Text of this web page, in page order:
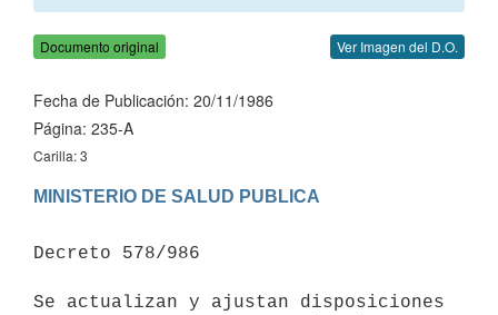
Documento original Ver Imagen del D.O.
Fecha de Publicación: 20/11/1986
Página: 235-A
Carilla: 3
MINISTERIO DE SALUD PUBLICA
Decreto 578/986
Se actualizan y ajustan disposiciones